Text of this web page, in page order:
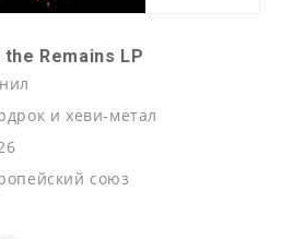
Remains LP
и хеви-метал
союз